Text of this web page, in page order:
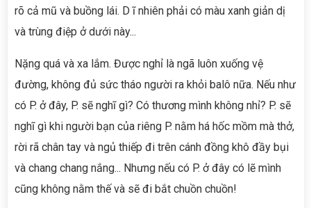
rõ cả mũ và buồng lái. D ĩ nhiên phải có màu xanh giản dị
và trùng điệp ở dưới này...
Nặng quá và xa lắm. Được nghỉ là ngã luôn xuống vệ
đường, không đủ sức tháo người ra khỏi balô nữa. Nếu như
có P. ở đây, P. sẽ nghĩ gì? Có thương mình không nhỉ? P. sẽ
nghĩ gì khi người bạn của riêng P. nằm há hốc mồm mà thở,
rời rã chân tay và ngủ thiếp đi trên cánh đồng khô đầy bụi
và chang chang nắng... Nhưng nếu có P. ở đây có lẽ mình
cũng không nằm thế và sẽ đi bắt chuồn chuồn!